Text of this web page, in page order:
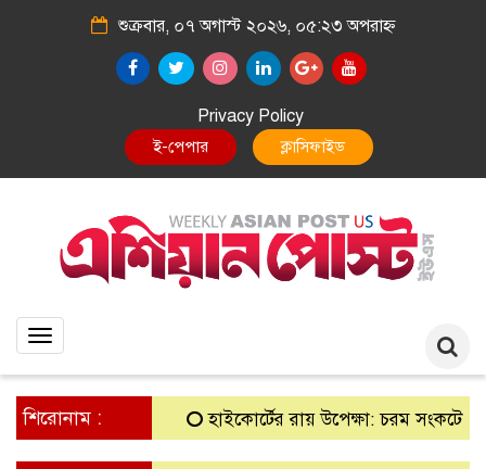
শুক্রবার, ০৭ অগাস্ট ২০২৬, ০৫:২৩ অপরাহ্ন
Privacy Policy
E-Paper Classified
Toggle
শিরোনাম : হাইকোর্টের রায় উপেক্ষা: চরম সংকটে গ্রামীণ